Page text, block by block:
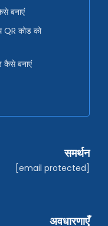
बनाएं
कोड को
कैसे बनाएं
समर्थन
[email protected]
अवधारणाएँ